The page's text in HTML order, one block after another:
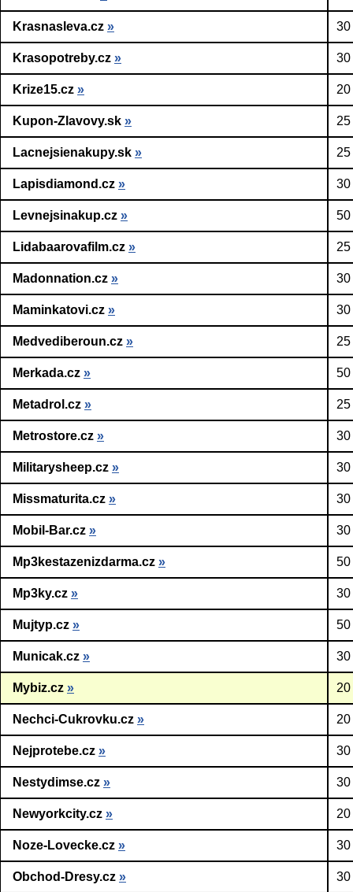
Krasnasleva.cz » 30
Krasopotreby.cz » 30
Krize15.cz »
Kupon-Zlavovy.sk »
Lacnejsienakupy.sk »
Lapisdiamond.cz » 30
Levnejsinakup.cz » 50
Lidabaarovafilm.cz »
Madonnation.cz » 30
Maminkatovi.cz » 30
Medvediberoun.cz »
Merkada.cz » 50
Metadrol.cz »
Metrostore.cz » 30
Militarysheep.cz » 30
Missmaturita.cz » 30
Mobil-Bar.cz » 30
Mp3kestazenizdarma.cz » 50
Mp3ky.cz » 30
Mujtyp.cz » 50
Municak.cz » 30
Mybiz.cz »
Nechci-Cukrovku.cz »
Nejprotebe.cz » 30
Nestydimse.cz » 30
Newyorkcity.cz »
Noze-Lovecke.cz » 30
Obchod-Dresy.cz » 30